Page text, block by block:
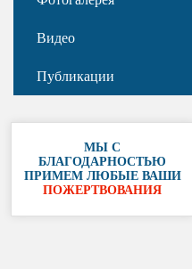
Видео
Публикации
МЫ С
БЛАГОДАРНОСТЬЮ
ПРИМЕМ ЛЮБЫЕ ВАШИ
ПОЖЕРТВОВАНИЯ